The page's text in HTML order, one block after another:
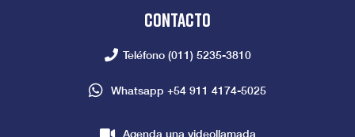
Contacto
Teléfono (011) 5235-3810
Whatsapp +54 911 4174-5025
Agenda una videollamada